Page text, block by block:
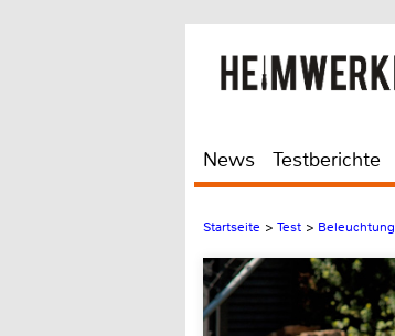
News Testberichte
Startseite > Test > Beleuchtung